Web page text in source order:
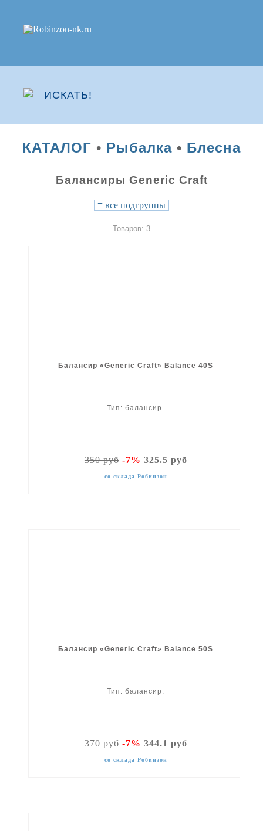
КАТАЛОГ • Рыбалка • Блесна
Балансиры Generic Craft
≡ все подгруппы
Товаров: 3
Балансир «Generic Craft» Balance 40S
Тип: балансир.
350 руб-7% 325.5 руб
со склада Робинзон
Балансир «Generic Craft» Balance 50S
Тип: балансир.
370 руб-7% 344.1 руб
со склада Робинзон